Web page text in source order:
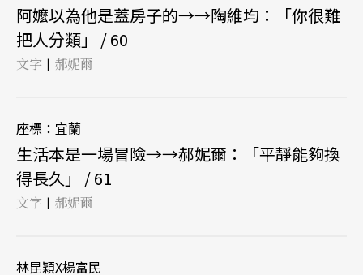
阿嬤以為他是蓋房子的→→陶維均：「你很難
把人分類」 / 60
文字 | 郝妮爾
座標：宜蘭
生活本是一場冒險→→郝妮爾：「平靜能夠換
得長久」 / 61
文字 | 郝妮爾
林昆穎X楊富民